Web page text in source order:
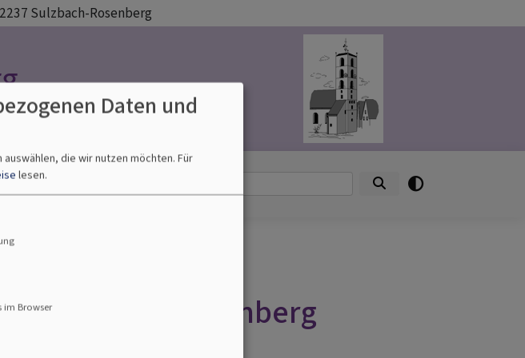
Sulzbach-Rosenberg
Veranstaltungen
Sulzbach-Rosenberg
Daten und
die wir nutzen möchten. Für
lesen.
im Browser